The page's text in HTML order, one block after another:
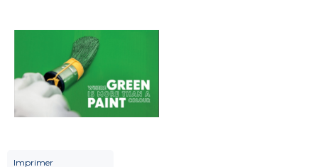
Imprimer